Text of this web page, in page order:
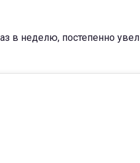
в неделю, постепенно